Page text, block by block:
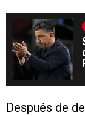
Después de